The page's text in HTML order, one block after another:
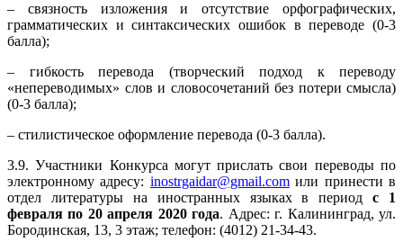
– связность изложения и отсутствие орфографических,
грамматических и синтаксических ошибок в переводе (0-3
балла);
– гибкость перевода (творческий подход к переводу
«непереводимых» слов и словосочетаний без потери смысла)
(0-3 балла);
– стилистическое оформление перевода (0-3 балла).
3.9. Участники Конкурса могут прислать свои переводы по
электронному адресу: inostrgaidar@gmail.comили принести в
отдел литературы на иностранных языках в периодс 1
февраля по 20 апреля 2020 года. Адрес: г. Калининград, ул.
Бородинская, 13, 3 этаж; телефон: (4012) 21-34-43.